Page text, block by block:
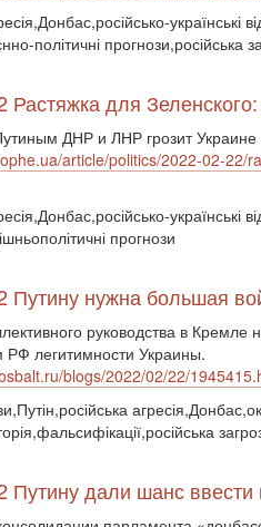
українські
політичні прогнози,російська
Растяжка для
ДНР и ЛНР грозит
article/politics/2022-02-22/
українські
прогнози
Путину нужна большая
руководства в
РФ легитимности Украины.
blogs/2022/02/22/
Путину дали шанс ввести